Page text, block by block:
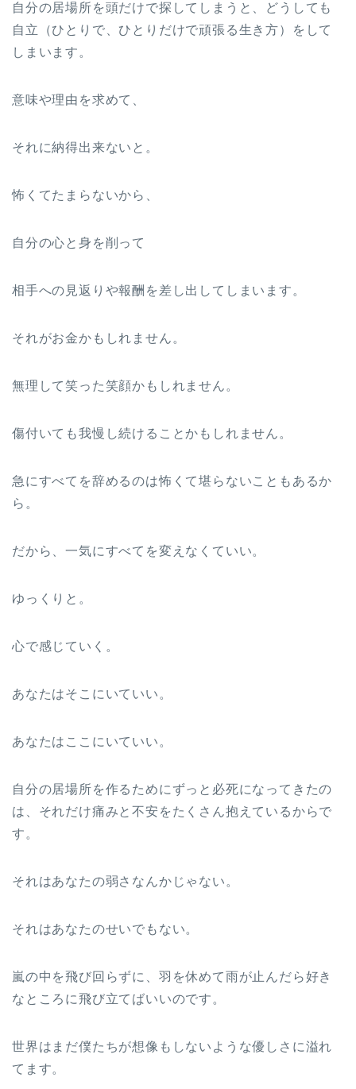
自分の居場所を頭だけで探してしまうと、どうしても
自立（ひとりで、ひとりだけで頑張る生き方）をして
しまいます。
意味や理由を求めて、
それに納得出来ないと。
怖くてたまらないから、
自分の心と身を削って
相手への見返りや報酬を差し出してしまいます。
それがお金かもしれません。
無理して笑った笑顔かもしれません。
傷付いても我慢し続けることかもしれません。
急にすべてを辞めるのは怖くて堪らないこともあるか
ら。
だから、一気にすべてを変えなくていい。
ゆっくりと。
心で感じていく。
あなたはそこにいていい。
あなたはここにいていい。
自分の居場所を作るためにずっと必死になってきたの
は、それだけ痛みと不安をたくさん抱えているからで
す。
それはあなたの弱さなんかじゃない。
それはあなたのせいでもない。
嵐の中を飛び回らずに、羽を休めて雨が止んだら好き
なところに飛び立てばいいのです。
世界はまだ僕たちが想像もしないような優しさに溢れ
てます。